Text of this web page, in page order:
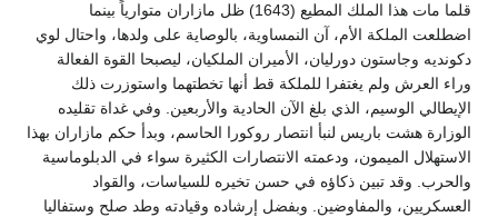
قلما مات هذا الملك المطيع (1643) ظل مازاران متوارياً بينما
اضطلعت الملكة الأم، آن النمساوية، بالوصاية على ولدها، واحتال لوي
دكونديه وجاستون دورليان، الأميران الملكيان، ليصبحا القوة الفعالة
وراء العرش ولم يغتفرا للملكة قط أنها تخطتهما واستوزرت ذلك
الإيطالي الوسيم، الذي بلغ الآن الحادية والأربعين. وفي غداة تقليده
الوزارة هشت باريس لنبأ انتصار روكورا الحاسم، وبدأ حكم مازاران بهذا
الاستهلال الميمون، ودعمته الانتصارات الكثيرة سواء في الدبلوماسية
والحرب. وقد تبين ذكاؤه في حسن تخيره للسياسات، والقواد
العسكريين، والمفاوضين. وبفضل إرشاده وقيادته وطد صلح وستفاليا